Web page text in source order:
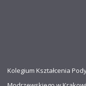
Kolegium Kształcenia